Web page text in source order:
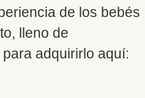
de los bebés
lleno de
adquirirlo aquí: